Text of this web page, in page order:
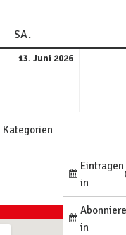
SA.
13. Juni 2026
Kategorien
Eintragen
in
in